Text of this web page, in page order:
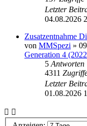
Letzter
04.08.2026
Zusatzentnahme
von MMSpezi »
Generation 4
5 Antworten
4311
Letzter
01.08.2026